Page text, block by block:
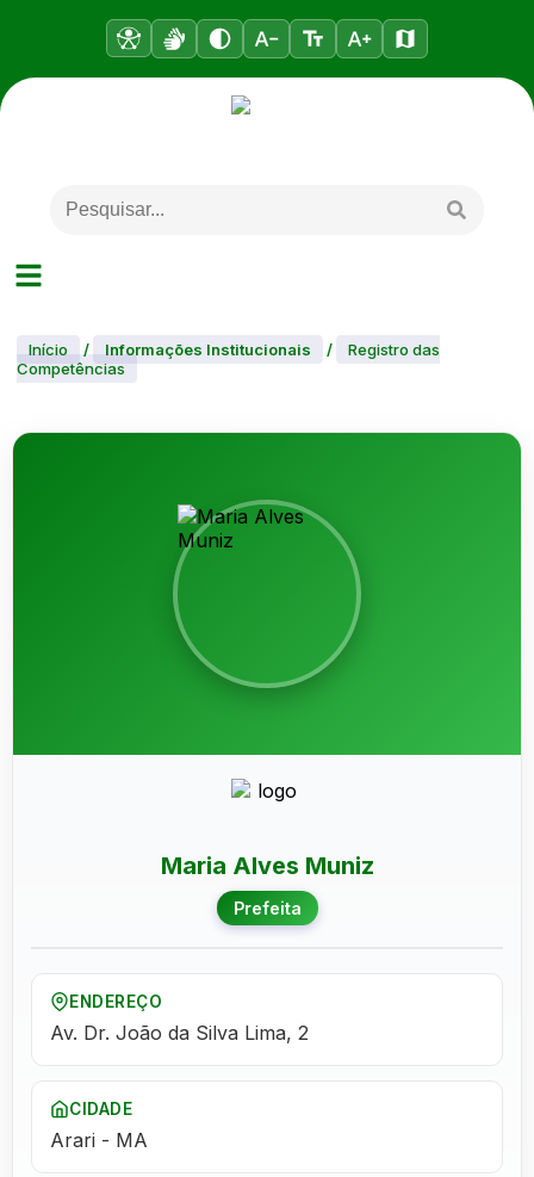
Início / Informações Institucionais /
Registro das
Competências
Maria Alves Muniz
Prefeita
ENDEREÇO
Av. Dr. João da Silva Lima, 2
CIDADE
Arari - MA